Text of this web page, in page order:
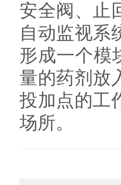
安全阀、止
自动监视系
形成一个模
量的药剂放
投加点的工
场所。